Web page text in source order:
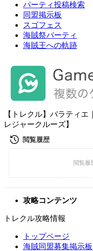
パーティ投稿検索
同盟掲示板
スゴフェス
海賊祭パーティ
海賊王への軌跡
【トレクル】バラティ
レジャークルーズ】
攻略コンテンツ
トレクル攻略情報
トップページ
海賊同盟募集掲示板